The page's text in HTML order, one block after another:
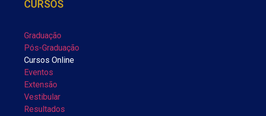
CURSOS
Graduação
Pós-Graduação
Cursos Online
Eventos
Extensão
Vestibular
Resultados